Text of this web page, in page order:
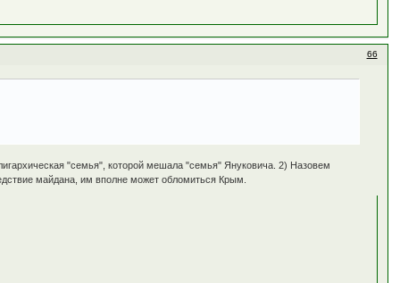
66
"семья", которой мешала "семья" Януковича. 2) Назовем
майдана, им вполне может обломиться Крым.